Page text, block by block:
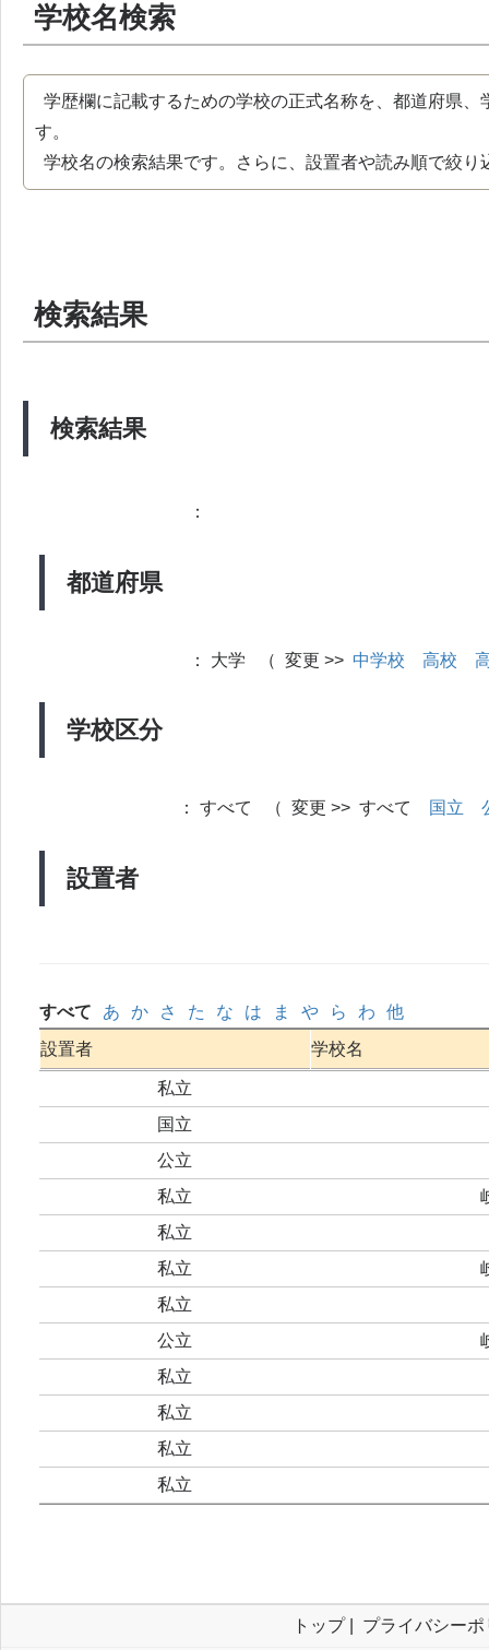
学校名検索
学歴欄に記載するための学校の正式名称を、都道府県
す。
学校名の検索結果です。さらに、設置者や読み順で絞り
検索結果
検索結果
都道府県
：
学校区分
： 大学 （ 変更 >> 中学校 高校
設置者
： すべて （ 変更 >> すべて 国立
すべて あ か さ た な は ま や ら わ
他
設置者
学校名
私立
国立
公立
私立
私立
私立
私立
公立
私立
私立
私立
私立
トップ| プライバシーポ